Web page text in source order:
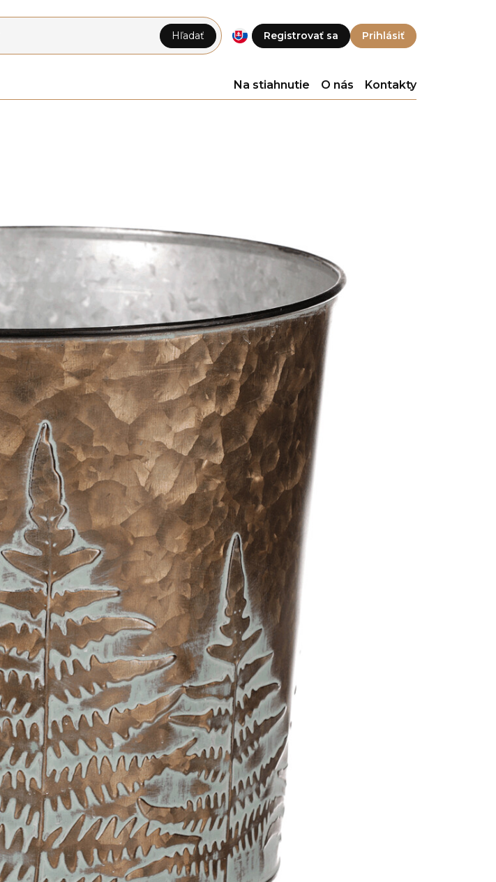
Registrovať sa Prihlásiť
Hľadať
Na stiahnutie O nás Kontakty